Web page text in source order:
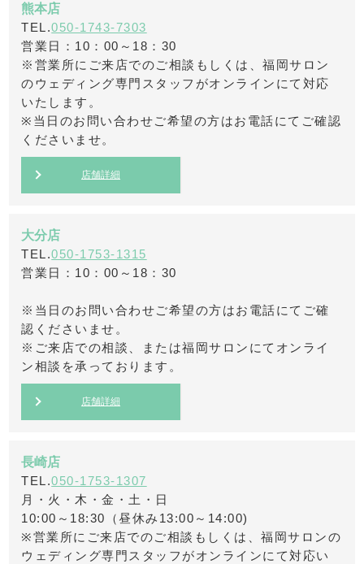
熊本店
TEL.050-1743-7303
営業日：10：00～18：30
※営業所にご来店でのご相談もしくは、福岡サロン
のウェディング専門スタッフがオンラインにて対応
いたします。
※当日のお問い合わせご希望の方はお電話にてご確認
くださいませ。
店舗詳細
大分店
TEL.050-1753-1315
営業日：10：00～18：30
※当日のお問い合わせご希望の方はお電話にてご確
認くださいませ。
※ご来店での相談、または福岡サロンにてオンライ
ン相談を承っております。
店舗詳細
長崎店
TEL.050-1753-1307
月・火・木・金・土・日
10:00～18:30（昼休み13:00～14:00)
※営業所にご来店でのご相談もしくは、福岡サロンの
ウェディング専門スタッフがオンラインにて対応い